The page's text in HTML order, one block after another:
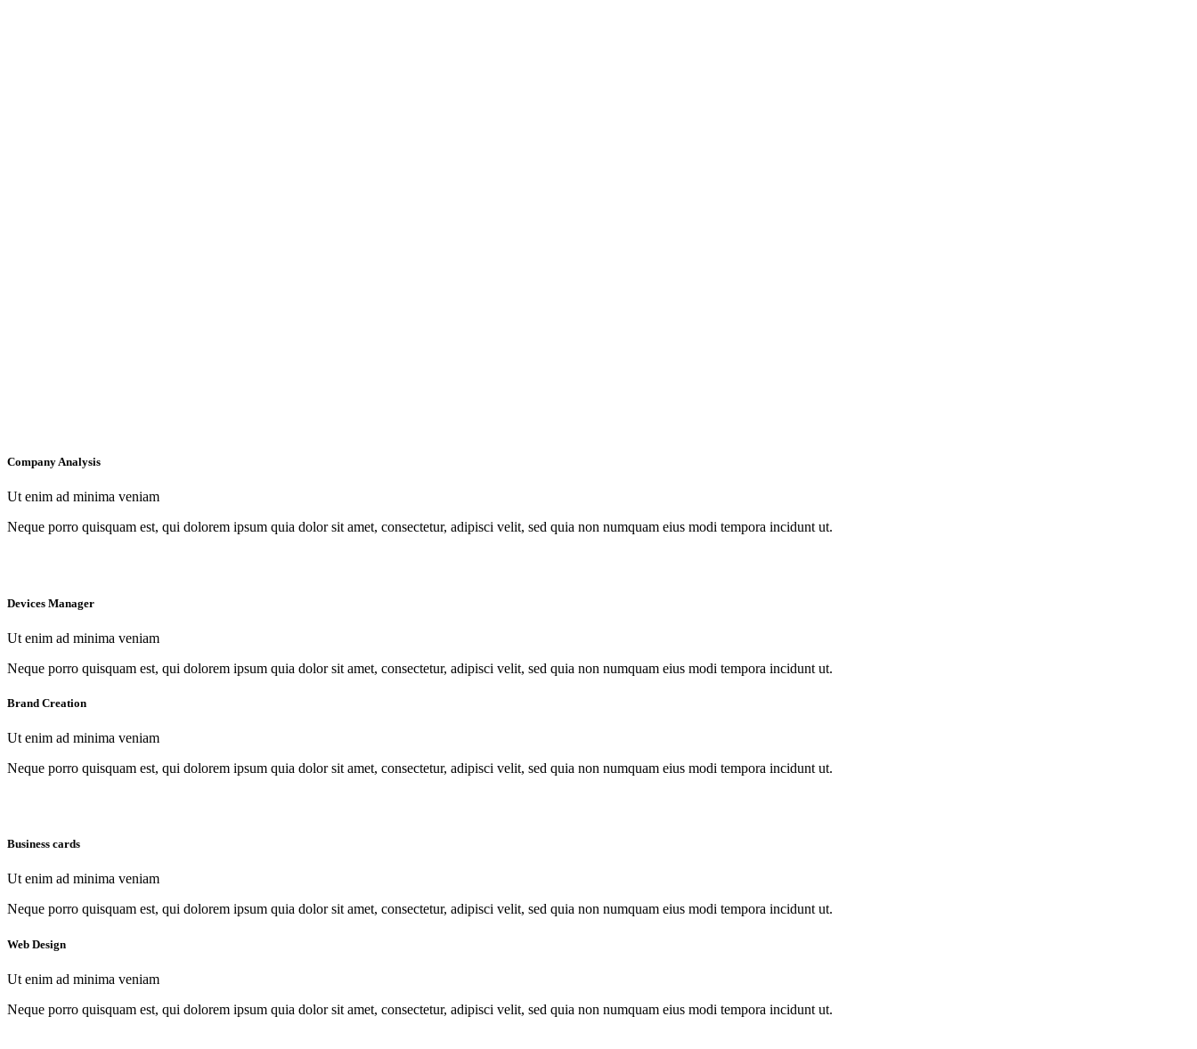
Company Analysis
Ut enim ad minima veniam
Neque porro quisquam est, qui dolorem ipsum quia dolor sit amet, consectetur, adipisci velit, sed quia non numquam eius modi tempora incidunt ut.
Devices Manager
Ut enim ad minima veniam
Neque porro quisquam est, qui dolorem ipsum quia dolor sit amet, consectetur, adipisci velit, sed quia non numquam eius modi tempora incidunt ut.
Brand Creation
Ut enim ad minima veniam
Neque porro quisquam est, qui dolorem ipsum quia dolor sit amet, consectetur, adipisci velit, sed quia non numquam eius modi tempora incidunt ut.
Business cards
Ut enim ad minima veniam
Neque porro quisquam est, qui dolorem ipsum quia dolor sit amet, consectetur, adipisci velit, sed quia non numquam eius modi tempora incidunt ut.
Web Design
Ut enim ad minima veniam
Neque porro quisquam est, qui dolorem ipsum quia dolor sit amet, consectetur, adipisci velit, sed quia non numquam eius modi tempora incidunt ut.